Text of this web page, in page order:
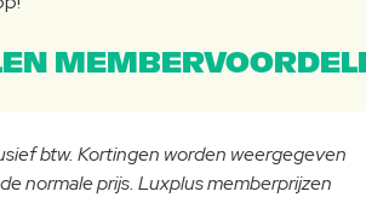
btw. Kortingen worden weergegeven
normale prijs. Luxplus memberprijzen